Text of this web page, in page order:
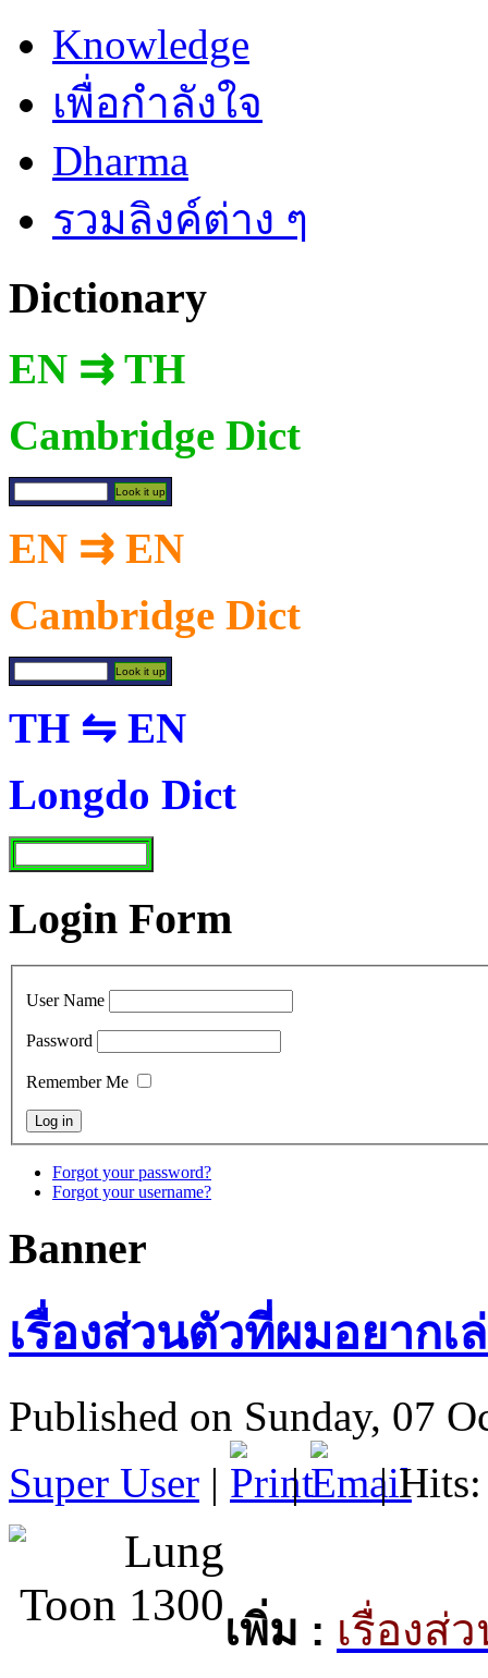
Knowledge
เพื่อกำลังใจ
Dharma
รวมลิงค์ต่าง ๆ
Dictionary
EN ⇉ TH
Cambridge Dict
EN ⇉ EN
Cambridge Dict
TH ⇋ EN
Longdo Dict
Login Form
User Name
Password
Remember Me
Forgot your password?
Forgot your username?
Banner
เรื่องส่วนตัวที่ผมอยาก
Published on Sunday, 07
Super User | | | Hits:
เพิ่ม : เรื่องส่